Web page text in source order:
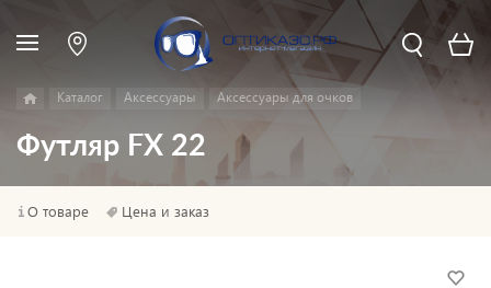
Каталог Аксессуары Аксессуары для очков
Футляр FX 22
О товаре Цена и заказ